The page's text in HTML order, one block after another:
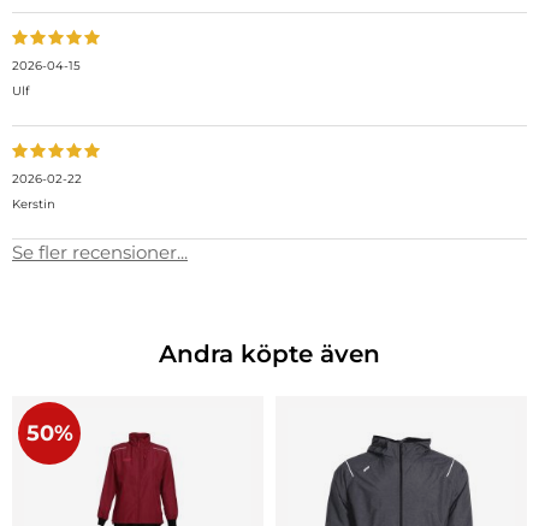
2026-04-15
Ulf
2026-02-22
Kerstin
Se fler recensioner...
Andra köpte även
50%